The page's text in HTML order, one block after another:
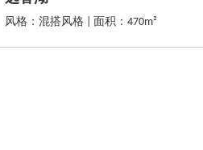
风格：混搭风格 | 面积：470m²